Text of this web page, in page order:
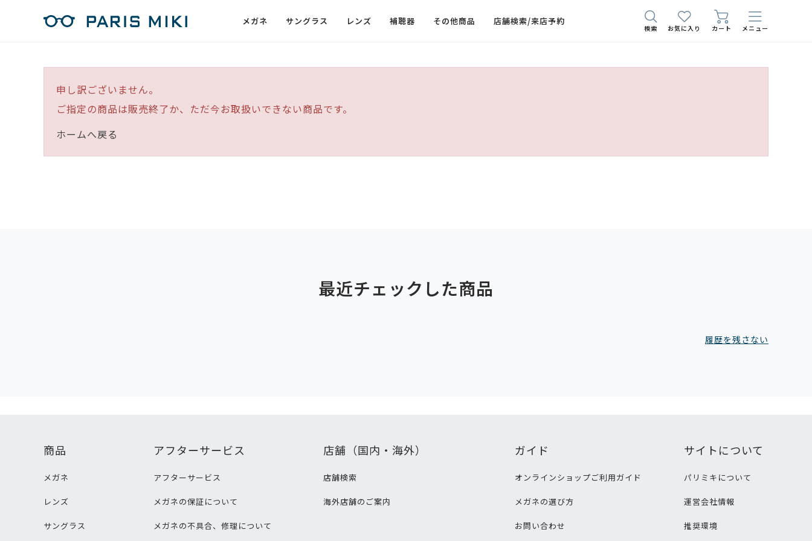
メガネ サングラス レンズ 補聴器 その他商品 店舗検索/来店予約
検索 お気に入り カート メニュー
申し訳ございません。
ご指定の商品は販売終了か、ただ今お取扱いできない商品です。
ホームへ戻る
最近チェックした商品
履歴を残さない
商品
メガネ
レンズ
サングラス
アフターサービス
アフターサービス
メガネの保証について
メガネの不具合、修理について
店舗（国内・海外）
店舗検索
海外店舗のご案内
ガイド
オンラインショップご利用ガイド
メガネの選び方
お問い合わせ
サイトについて
パリミキについて
運営会社情報
推奨環境